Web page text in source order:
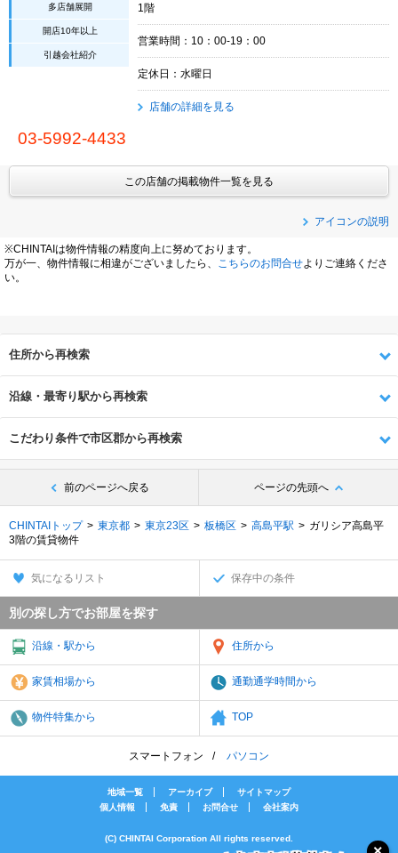
多店舗展開
開店10年以上
引越会社紹介
1階
営業時間：10：00-19：00
定休日：水曜日
店舗の詳細を見る
03-5992-4433
この店舗の掲載物件一覧を見る
アイコンの説明
※CHINTAIは物件情報の精度向上に努めております。
万が一、物件情報に相違がございましたら、
こちらのお問合せよりご連絡くださ
い。
住所から再検索
沿線・最寄り駅から再検索
こだわり条件で市区郡から再検索
前のページへ戻る ページの先頭へ
CHINTAIトップ 東京都 東京23区 板橋区 高島平駅
ガリシア高島平
3階の賃貸物件
気になるリスト 保存中の条件
別の探し方でお部屋を探す
沿線・駅から 住所から
家賃相場から 通勤通学時間から
物件特集から TOP
スマートフォン パソコン
地域一覧 アーカイブ
サイトマップ
個人情報
免責 お問合せ 会社案内
(C) CHINTAI Corporation All rights reserved.